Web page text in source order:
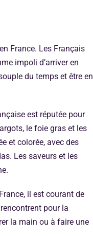
France. Les Français
impoli d’arriver en
du temps et être en
est réputée pour
le foie gras et les
et colorée, avec des
Les saveurs et les
il est courant de
pour la
la main ou à faire une